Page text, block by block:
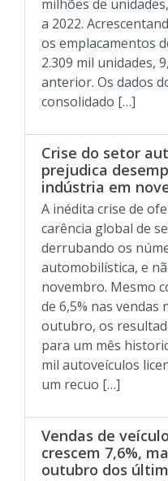
milhões de
a 2022.
os emplacamentos
2.309 mil unidades,
anterior. Os dados
consolidado […]
Crise do setor
prejudica
indústria em
A inédita crise de
carência global de
derrubando os
automobilística, e
novembro. Mesmo
de 6,5% nas vendas
outubro, os
para um mês
mil autoveículos
um recuo […]
Vendas de
crescem 7,6%,
outubro dos